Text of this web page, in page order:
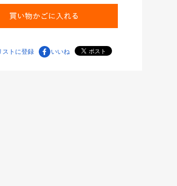
ストに登録 いいね